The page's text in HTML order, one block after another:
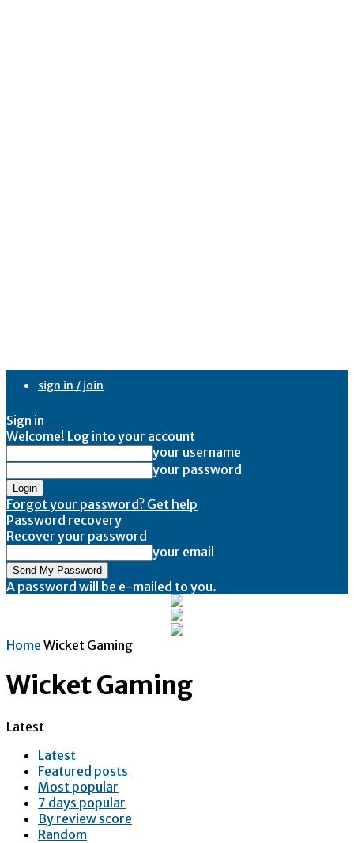
sign in / join
Sign in
Welcome! Log into your account
your username
your password
Forgot your password? Get help
Password recovery
Recover your password
your email
A password will be e-mailed to you.
Home Wicket Gaming
Wicket Gaming
Latest
Latest
Featured posts
Most popular
7 days popular
By review score
Random